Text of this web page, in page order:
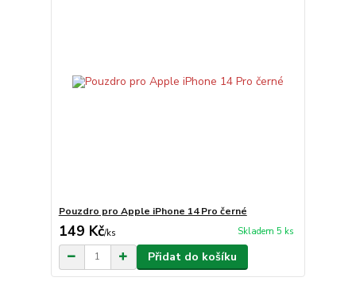
Pouzdro pro Apple iPhone 14 Pro černé
149 Kč/ks Skladem 5 ks
Přidat do košíku